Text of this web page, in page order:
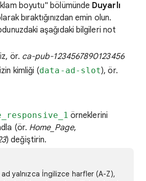
boyutu" bölümünde Duyarlı
bıraktığınızdan emin olun.
aşağıdaki bilgileri not
ör. ca-pub-1234567890123456
kimliği (data-ad-slot), ör.
örneklerini
(ör. Home_Page,
) değiştirin.
yalnızca İngilizce harfler (A-Z),